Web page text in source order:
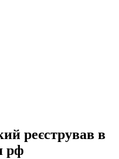
реєстрував в
рф